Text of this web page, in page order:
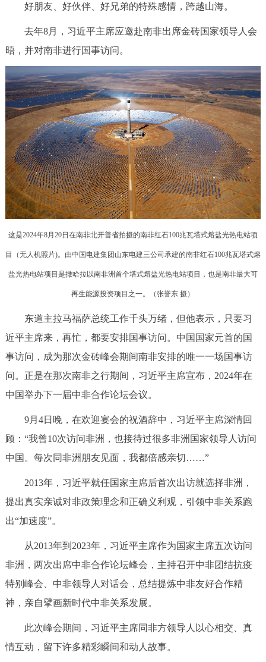
好朋友、好伙伴、好兄弟的特殊感情，跨越山海。
去年8月，习近平主席应邀赴南非出席金砖国家领导人会
晤，并对南非进行国事访问。
这是2024年8月20日在南非北开普省拍摄的南非红石100兆瓦塔式熔盐光热电站项
目（无人机照片)。由中国电建集团山东电建三公司承建的南非红石100兆瓦塔式熔
盐光热电站项目是撒哈拉以南非洲首个塔式熔盐光热电站项目，也是南非最大可
再生能源投资项目之一。（张誉东 摄）
东道主拉马福萨总统工作千头万绪，但他表示，只要习
近平主席来，再忙，都要安排国事访问。中国国家元首的国
事访问，成为那次金砖峰会期间南非安排的唯一一场国事访
问。正是在那次南非之行期间，习近平主席宣布，2024年在
中国举办下一届中非合作论坛会议。
9月4日晚，在欢迎宴会的祝酒辞中，习近平主席深情回
顾：“我曾10次访问非洲，也接待过很多非洲国家领导人访问
中国。每次同非洲朋友见面，我都倍感亲切……”
2013年，习近平就任国家主席后首次出访就选择非洲，
提出真实亲诚对非政策理念和正确义利观，引领中非关系跑
出“加速度”。
从2013年到2023年，习近平主席作为国家主席五次访问
非洲，两次出席中非合作论坛峰会，主持召开中非团结抗疫
特别峰会、中非领导人对话会，总结提炼中非友好合作精
神，亲自擘画新时代中非关系发展。
此次峰会期间，习近平主席同非方领导人以心相交、真
情互动，留下许多精彩瞬间和动人故事。